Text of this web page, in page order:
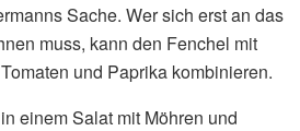
Sache. Wer sich erst an das
muss, kann den Fenchel mit
und Paprika kombinieren.
einem Salat mit Möhren und